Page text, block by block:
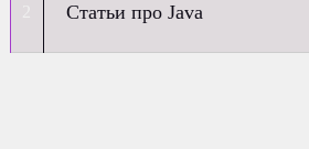
Статьи про Java